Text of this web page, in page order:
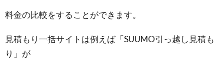
料金の比較をすることができます。
見積もり一括サイトは例えば「SUUMO引っ越し見積も
り」が